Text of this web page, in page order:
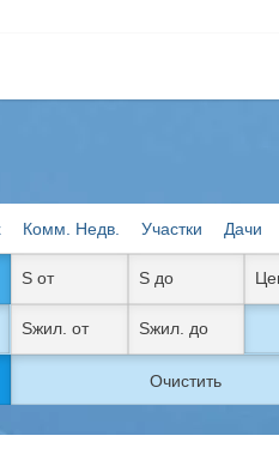
Комм. Недв. Участки Дачи
Очистить